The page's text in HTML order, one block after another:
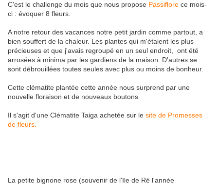
C'est le challenge du mois que nous propose Passiflore ce mois-
ci : évoquer 8 fleurs.
A notre retour des vacances notre petit jardin comme partout, a
bien souffert de la chaleur. Les plantes qui m'étaient les plus
précieuses et que j'avais regroupé en un seul endroit, ont été
arrosées à minima par les gardiens de la maison. D'autres se
sont débrouillées toutes seules avec plus ou moins de bonheur.
Cette clématite plantée cette année nous surprend par une
nouvelle floraison et de nouveaux boutons
Il s'agit d'une Clématite Taiga achetée sur le site de Promesses
de fleurs.
La petite bignone rose (souvenir de l'Ile de Ré l'année